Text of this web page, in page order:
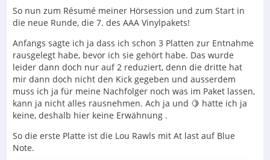
So nun zum Résumé meiner Hörsession und zum Start in
die neue Runde, die 7. des AAA Vinylpakets!
Anfangs sagte ich ja dass ich schon 3 Platten zur Entnahme
rausgelegt habe, bevor ich sie gehört habe. Das wurde
leider dann doch nur auf 2 reduziert, denn die dritte hat
mir dann doch nicht den Kick gegeben und ausserdem
muss ich ja für meine Nachfolger noch was im Paket lassen,
kann ja nicht alles rausnehmen. Ach ja und 🍋 hatte ich ja
keine, deshalb hier keine Erwähnung .
So die erste Platte ist die Lou Rawls mit At last auf Blue
Note.